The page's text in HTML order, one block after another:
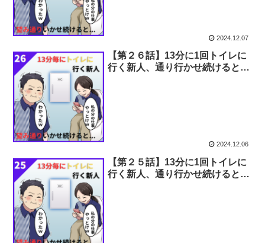
2024.12.07
【第２６話】13分に1回トイレに
行く新人、通り行かせ続けると…
2024.12.06
【第２５話】13分に1回トイレに
行く新人、通り行かせ続けると…